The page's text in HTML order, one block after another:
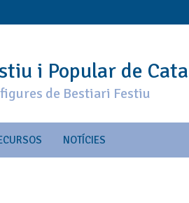
i Popular de
de Bestiari Festiu
NOTÍCIES